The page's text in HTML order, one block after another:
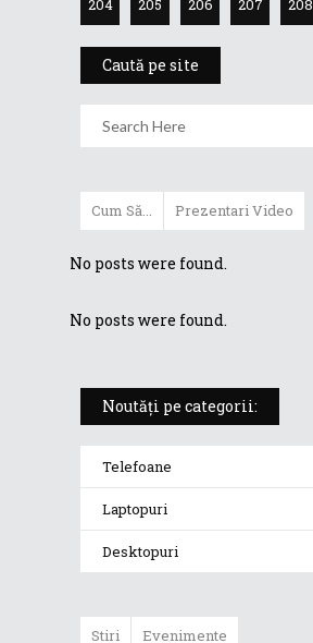
204 205 206 207 208
Caută pe site
Cum Să... Prezentari Video
No posts were found.
No posts were found.
Noutăți pe categorii:
Telefoane
Laptopuri
Desktopuri
Stiri Evenimente